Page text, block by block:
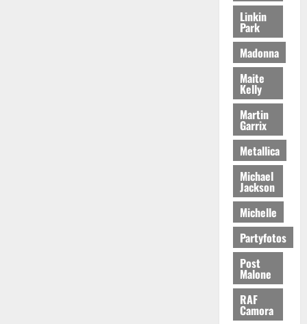
Linkin
Park
Madonna
Maite
Kelly
Martin
Garrix
Metallica
Michael
Jackson
Michelle
Partyfotos
Post
Malone
RAF
Camora